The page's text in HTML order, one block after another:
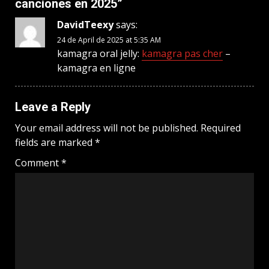
canciones en 2025”
DavidTeexysays:
24 de April de 2025 at 5:35 AM
kamagra oral jelly: kamagra pas cher –
kamagra en ligne
Leave a Reply
Your email address will not be published. Required
fields are marked *
Comment*